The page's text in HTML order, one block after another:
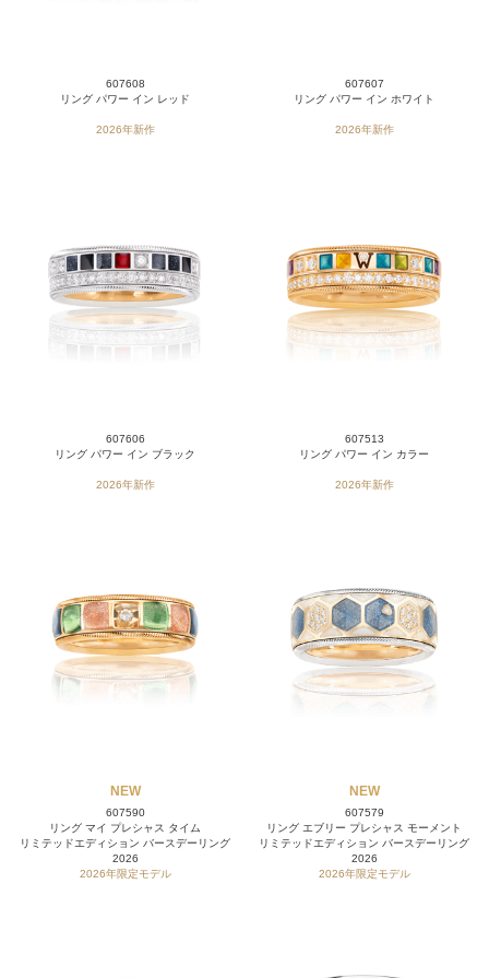
607608
リング パワー イン レッド
2026年新作
607607
リング パワー イン ホワイト
2026年新作
607606
リング パワー イン ブラック
2026年新作
607513
リング パワー イン カラー
2026年新作
NEW
607590
リング マイ プレシャス タイム
リミテッドエディション バースデーリング
2026
2026年限定モデル
NEW
607579
リング エブリー プレシャス モーメント
リミテッドエディション バースデーリング
2026
2026年限定モデル